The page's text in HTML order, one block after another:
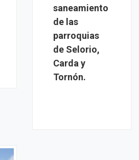
saneamiento
de las
parroquias
de Selorio,
Carda y
Tornón.